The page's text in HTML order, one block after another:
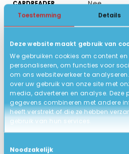
Toestemming Details
Deze website maakt gebruik van
We gebruiken cookies om content
personaliseren, om functies voor
om ons websiteverkeer te
over uw gebruik van onze site met
media, adverteren en analyse. Deze
gegevens combineren met andere
heeft verstrekt of die ze hebben
gebruik van hun services.
Noodzakelijk
CARDREADER Nee
AANSLUITING HDMI,
TOETSENBORD QWERTY /
AFMETING 32 x 22.4 x
ACCU
STATUS PRODUCT
Nieuw, in
GARANTIE